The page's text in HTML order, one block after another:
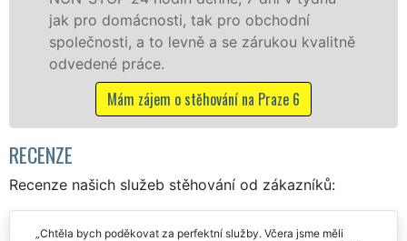
kvalitně
franchisové sítě EXTRA
Nabízíme stěhovací služby NON-
Mám zájem o stěhovací služby na
RECENZE
Recenze našich služeb stěhování od zákazníků:
Chtěla bych poděkovat za perfektní služby. Včera jsme měli